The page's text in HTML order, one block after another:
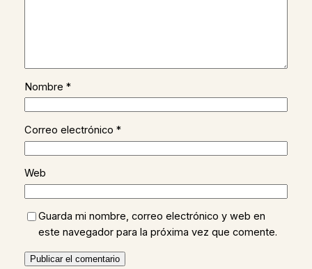
Nombre *
Correo electrónico *
Web
Guarda mi nombre, correo electrónico y web en
este navegador para la próxima vez que comente.